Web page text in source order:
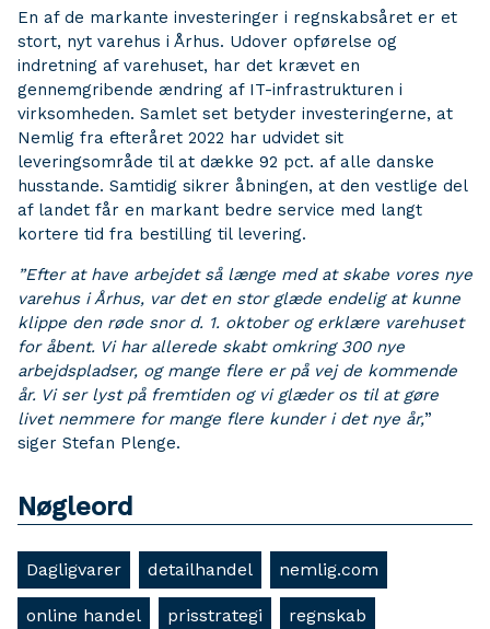
En af de markante investeringer i regnskabsåret er et
stort, nyt varehus i Århus. Udover opførelse og
indretning af varehuset, har det krævet en
gennemgribende ændring af IT-infrastrukturen i
virksomheden. Samlet set betyder investeringerne, at
Nemlig fra efteråret 2022 har udvidet sit
leveringsområde til at dække 92 pct. af alle danske
husstande. Samtidig sikrer åbningen, at den vestlige del
af landet får en markant bedre service med langt
kortere tid fra bestilling til levering.
”Efter at have arbejdet så længe med at skabe vores nye
varehus i Århus, var det en stor glæde endelig at kunne
klippe den røde snor d. 1. oktober og erklære varehuset
for åbent. Vi har allerede skabt omkring 300 nye
arbejdspladser, og mange flere er på vej de kommende
år. Vi ser lyst på fremtiden og vi glæder os til at gøre
livet nemmere for mange flere kunder i det nye år,”
siger Stefan Plenge.
Nøgleord
Dagligvarer detailhandel nemlig.com
online handel prisstrategi regnskab